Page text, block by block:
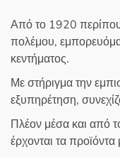
Από το 1920
πολέμου,
κεντήματος.
Με στήριγμα την
εξυπηρέτηση,
Πλέον μέσα και από
έρχονται τα